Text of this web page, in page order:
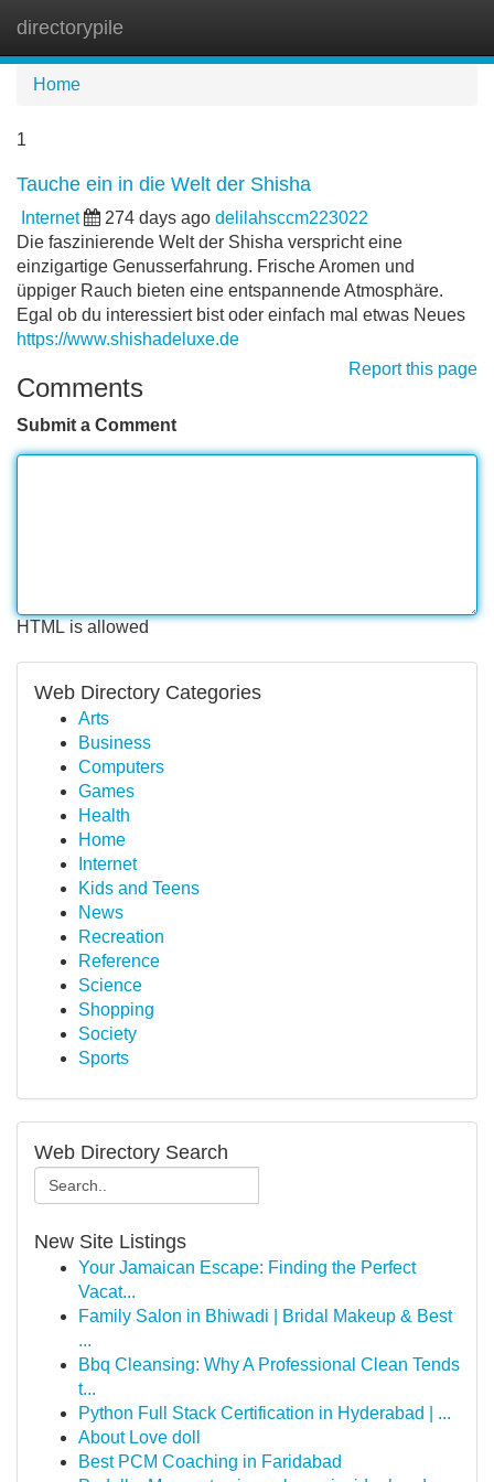
directorypile
Home
1
Tauche ein in die Welt der Shisha
Internet 274 days ago delilahsccm223022
Die faszinierende Welt der Shisha verspricht eine
einzigartige Genusserfahrung. Frische Aromen und
üppiger Rauch bieten eine entspannende Atmosphäre.
Egal ob du interessiert bist oder einfach mal etwas Neues
https://www.shishadeluxe.de
Report this page
Comments
Submit a Comment
HTML is allowed
Web Directory Categories
Arts
Business
Computers
Games
Health
Home
Internet
Kids and Teens
News
Recreation
Reference
Science
Shopping
Society
Sports
Web Directory Search
New Site Listings
Your Jamaican Escape: Finding the Perfect
Vacat...
Family Salon in Bhiwadi | Bridal Makeup & Best
...
Bbq Cleansing: Why A Professional Clean Tends
t...
Python Full Stack Certification in Hyderabad | ...
About Love doll
Best PCM Coaching in Faridabad